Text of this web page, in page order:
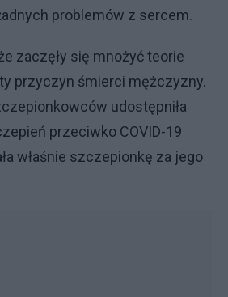
problemów z sercem.
zaczęły się mnożyć teorie
przyczyn śmierci mężczyzny.
udostępniła
przeciwko COVID-19
właśnie szczepionkę za jego